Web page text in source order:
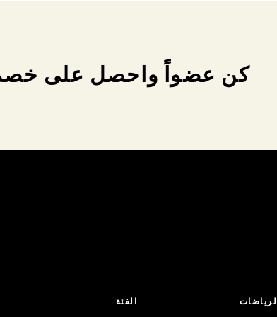
كن عضواً واحصل على خصم
الرياضات الفئة